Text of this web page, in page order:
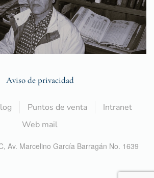
Aviso de privacidad
Puntos de venta
Intranet
Web mail
Av. Marcelino García Barragán No. 1639